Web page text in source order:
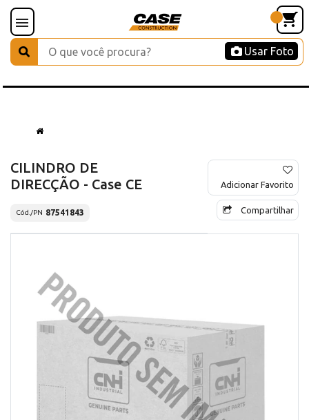
Usar Foto
CILINDRO DE
DIRECÇÃO - Case CE
Cód./PN 87541843
Adicionar Favorito
Compartilhar